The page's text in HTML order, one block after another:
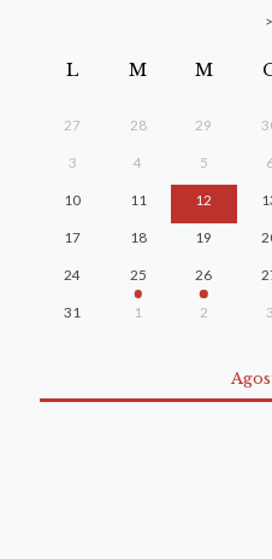
>
L M M
27 28 29
3 4 5
10 11 12
17 18 19
24 25 26
31 1 2 3